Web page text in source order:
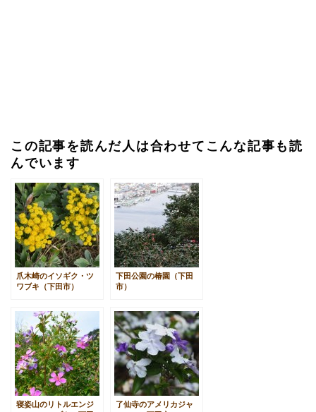
この記事を読んだ人は合わせてこんな記事も読
んでいます
爪木崎のイソギク・ツ
ワブキ（下田市）
下田公園の椿園（下田
市）
寝姿山のリトルエンジ
了仙寺のアメリカジャ